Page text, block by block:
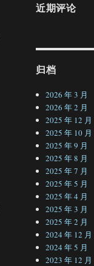
近期评论
归档
2026 年 3 月
2026 年 2 月
2025 年 12 月
2025 年 10 月
2025 年 9 月
2025 年 8 月
2025 年 7 月
2025 年 5 月
2025 年 4 月
2025 年 3 月
2025 年 2 月
2024 年 12 月
2024 年 5 月
2023 年 12 月